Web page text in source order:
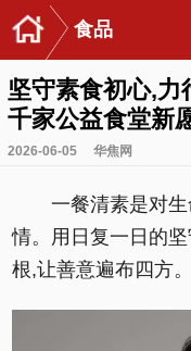
食品
坚守素食初心,
千家公益食堂新
2026-06-05 华焦网
一餐清素是对
情。用日复一日的
根,让善意遍布四方。